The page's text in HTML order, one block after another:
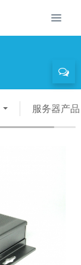
服务器产品